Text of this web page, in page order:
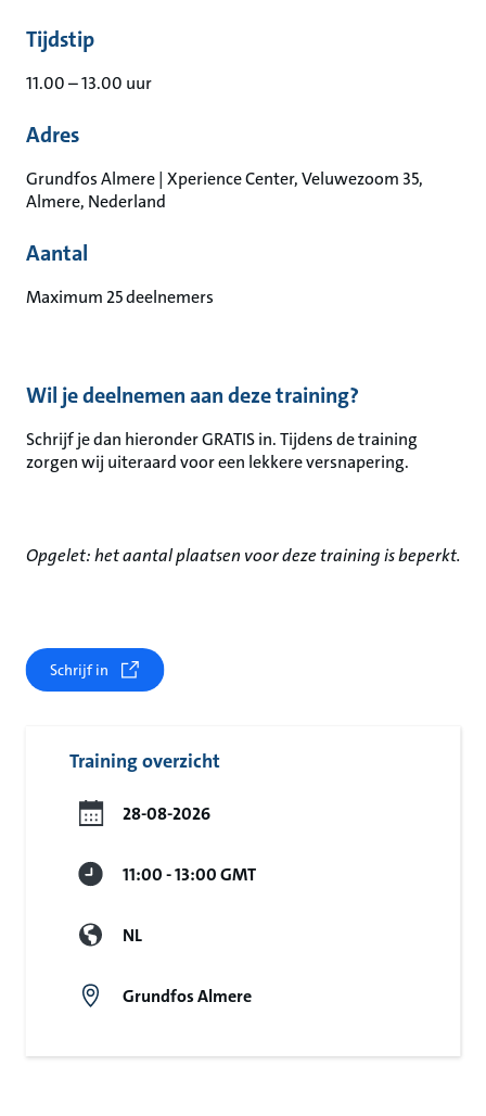
Tijdstip
11.00 – 13.00 uur
Adres
Grundfos Almere | Xperience Center, Veluwezoom 35,
Almere, Nederland
Aantal
Maximum 25 deelnemers
Wil je deelnemen aan deze training?
Schrijf je dan hieronder GRATIS in. Tijdens de training
zorgen wij uiteraard voor een lekkere versnapering.
Opgelet: het aantal plaatsen voor deze training is beperkt.
Schrijf in
Training overzicht
28-08-2026
11:00 - 13:00 GMT
NL
Grundfos Almere